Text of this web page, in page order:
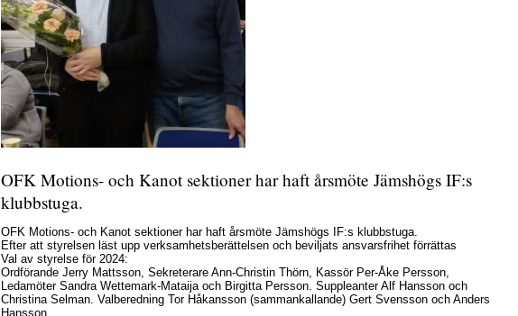
OFK Motions- och Kanot sektioner har haft årsmöte Jämshögs IF:s
klubbstuga.
OFK Motions- och Kanot sektioner har haft årsmöte Jämshögs IF:s klubbstuga.
Efter att styrelsen läst upp verksamhetsberättelsen och beviljats ansvarsfrihet förrättas
Val av styrelse för 2024:
Ordförande Jerry Mattsson, Sekreterare Ann-Christin Thörn, Kassör Per-Åke Persson,
Ledamöter Sandra Wettemark-Mataija och Birgitta Persson. Suppleanter Alf Hansson och
Christina Selman. Valberedning Tor Håkansson (sammankallande) Gert Svensson och Anders
Hansson